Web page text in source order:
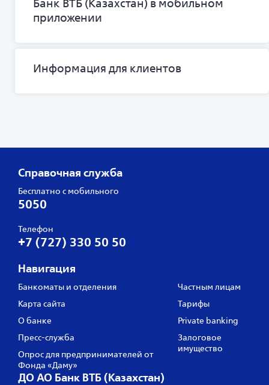
Банк ВТБ (Казахстан) в мобильном
приложении
Информация для клиентов
Справочная служба
Бесплатно с мобильного
5050
Телефон
+7 (727) 330 50 50
Навигация
Банкоматы и отделения
Карта сайта
О банке
Пресс‑служба
Опрос для предпринимателей от
Фонда «Даму»
Частным лицам
Тарифы
Private banking
Залоговое
имущество
ДО АО Банк ВТБ (Казахстан)